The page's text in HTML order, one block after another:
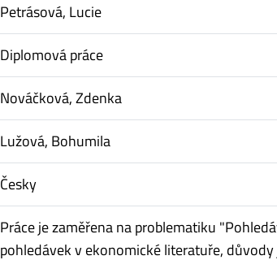
Petrásová, Lucie
Diplomová práce
Nováčková, Zdenka
Lužová, Bohumila
Česky
Práce je zaměřena na problematiku
pohledávek v ekonomické literatuře,